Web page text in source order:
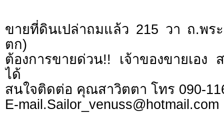
ขายที่ดินเปล่าถมแล้ว 215 วา ถ.พ
ตก)
ต้องการขายด่วน!! เจ้าของขายเอง
ได้
สนใจติดต่อ คุณสาวิตตา โทร 090-
E-mail.Sailor_venuss@hotmail.com